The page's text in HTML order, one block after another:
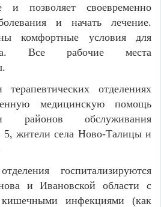
и позволяет своевременно
и начать лечение.
комфортные условия для
Все рабочие места
отделениях
медицинскую помощь
районов обслуживания
жители села Ново-Талицы и
госпитализируются
и Ивановской области с
инфекциями (как